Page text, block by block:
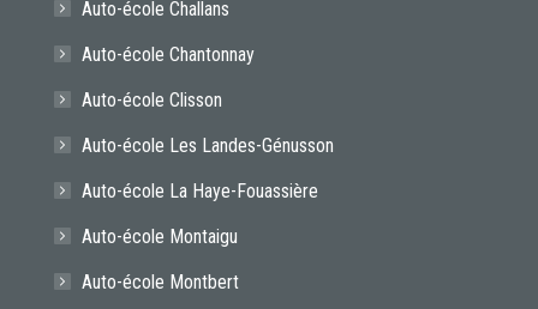
Auto-école Challans
Auto-école Chantonnay
Auto-école Clisson
Auto-école Les Landes-Génusson
Auto-école La Haye-Fouassière
Auto-école Montaigu
Auto-école Montbert